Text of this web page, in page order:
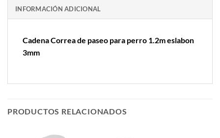
INFORMACIÓN ADICIONAL
Cadena Correa de paseo para perro 1.2m eslabon
3mm
PRODUCTOS RELACIONADOS